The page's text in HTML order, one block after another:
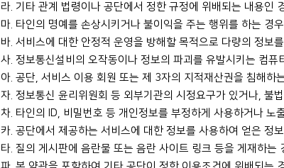
라. 기타 관계 법령이나 공단에서 정한 규정에 위배되는 내용인
마. 타인의 명예를 손상시키거나 불이익을 주는 행위를 하는 경우
바. 서비스에 대한 안정적 운영을 방해할 목적으로 다량의 정보
사. 정보통신설비의 오작동이나 정보의 파괴를 유발시키는 컴
아. 공단, 서비스 이용 회원 또는 제 3자의 지적재산권을 침해하
자. 정보통신 윤리위원회 등 외부기관의 시정요구가 있거나, 불
차. 타인의 ID, 비밀번호 등 개인정보를 부정하게 사용하거나 노
카. 공단에서 제공하는 서비스에 대한 정보를 사용하여 얻은 정
타. 질의 게시판에 음란물 또는 음란 사이트 링크 등을 게재하는